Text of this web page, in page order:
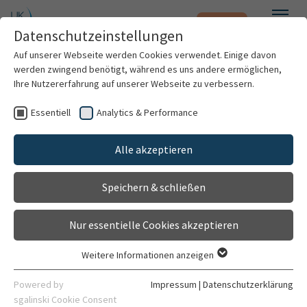
Zum Hauptinhalt springen Notfall
Patienten & Besucher
Kliniken & Institute
Forschung
Karriere
Mit dem Klick auf "Karte aktivieren" stimme ich
Karte aktivieren
Weitere Standorte suchen
Zentrum für Innere Medizin (Krehl Klinik)
Kontakt
Gebäude 6410
Im Neuenheimer Feld 410
69120 Heidelberg
06221 56-8054
Datenschutzeinstellungen
Auf unserer Webseite werden Cookies verwendet. Einige davon
werden zwingend benötigt, während es uns andere ermöglichen,
Ihre Nutzererfahrung auf unserer Webseite zu verbessern.
Essentiell Analytics & Performance
Alle akzeptieren
Speichern & schließen
Nur essentielle Cookies akzeptieren
Essentielle Cookies werden für grundlegende Funktionen der
Webseite benötigt. Dadurch ist gewährleistet, dass die
Weitere Informationen anzeigen
Powered by
sgalinski Cookie Consent
Impressum | Datenschutzerklärung